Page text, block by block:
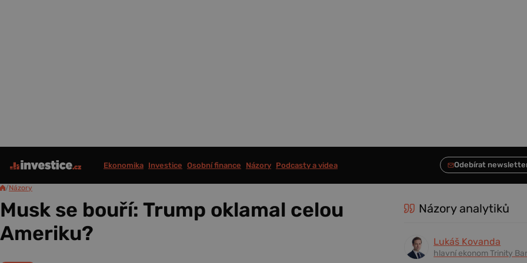
Ekonomika Investice Osobní finance Názory Podcasty a videa
/Názory
Musk se bouří: Trump oklamal celou
Ameriku?
Názory analytiků
Lukáš Kovanda
hlavní ekonom Trinity